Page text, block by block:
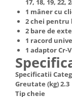
pornire
Suflante cu aer
Scari metalice
Strungurii
Scule cu
Scule pentru
Masini de spalat
Masini de spalat
Masini de spalat
independente
Masini de spalat
Masini de spalat
Masini de spalat
1 mâner cu
2 chei pentru
2 bare de
1 racord
1 adaptor
Specificatii
Greutate (kg) 2.3
Tip cheie